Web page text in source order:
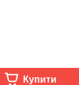
Купити